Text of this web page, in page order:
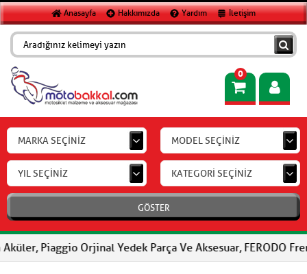
Anasayfa Hakkımızda Yardım İletişim
0
MARKA SEÇİNİZ MODEL SEÇİNİZ
YIL SEÇİNİZ KATEGORİ SEÇİNİZ
GÖSTER
Orjinal Yedek Parça Ve Aksesuar, FERODO Fren